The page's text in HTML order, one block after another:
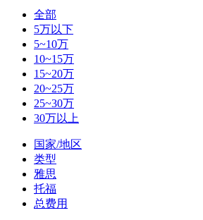
全部
5万以下
5~10万
10~15万
15~20万
20~25万
25~30万
30万以上
国家/地区
类型
雅思
托福
总费用